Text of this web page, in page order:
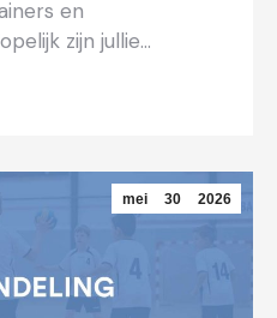
en
zijn jullie…
mei 30 2026